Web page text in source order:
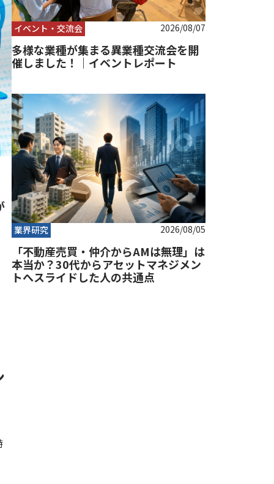
イベント・交流会 2026/08/07
多様な業種が集まる異業種交流会を開
催しました！｜イベントレポート
業界研究 2026/08/05
「不動産売買・仲介からAMは無理」は
本当か？30代からアセットマネジメン
トへスライドした人の共通点